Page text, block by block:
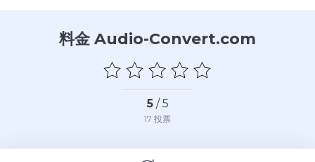
料金 Audio-Convert.com
5/ 5
17 投票